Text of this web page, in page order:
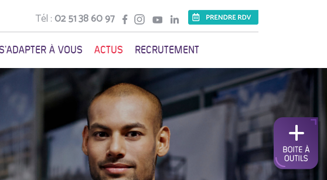
Tél :02 51 38 60 97
À VOUS ACTUS RECRUTEMENT